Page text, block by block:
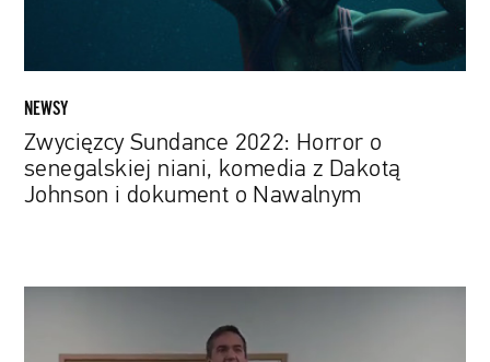
Johnson
i
o
Nawalnym
NEWSY
Zwycięzcy Sundance 2022: Horror o
senegalskiej niani, komedia z Dakotą
Johnson i dokument o Nawalnym